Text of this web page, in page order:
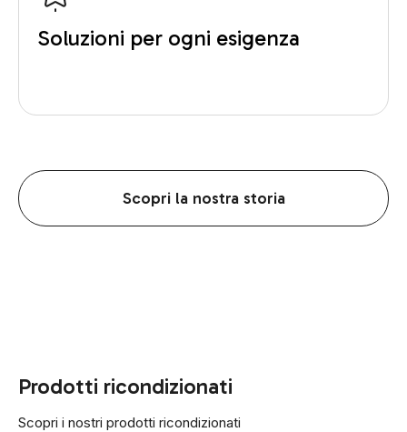
Soluzioni per ogni esigenza
Scopri la nostra storia
Prodotti ricondizionati
Scopri i nostri prodotti ricondizionati